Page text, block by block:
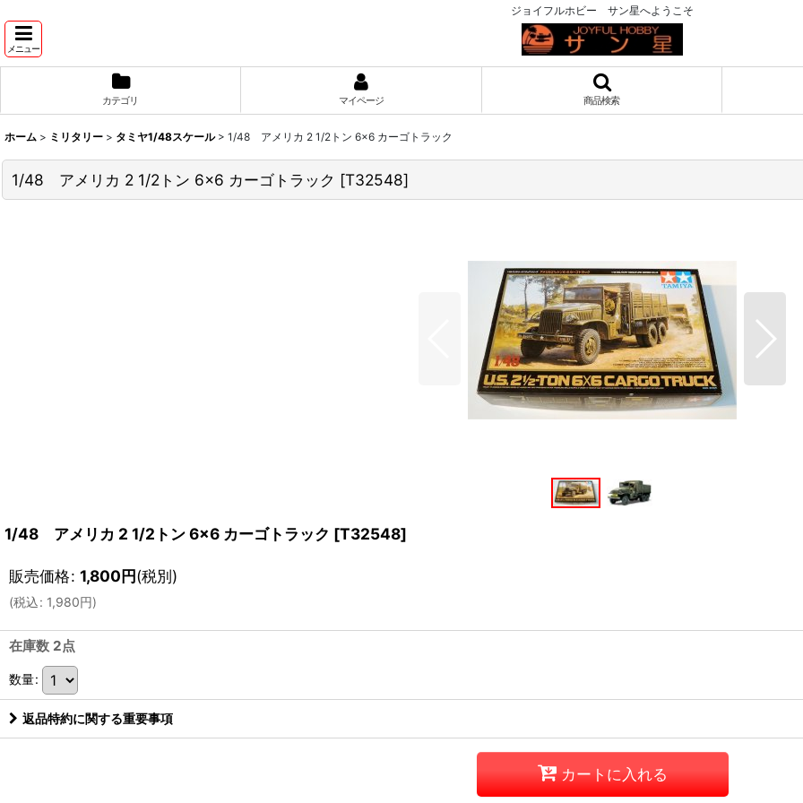
ジョイフルホビー サン星へようこそ
メニュー
カテゴリ マイページ 商品検索
ホーム > ミリタリー > タミヤ1/48スケール > 1/48 アメリカ 2 1/2トン 6×6 カーゴトラック
1/48 アメリカ 2 1/2トン 6×6 カーゴトラック [T32548]
1/48 アメリカ 2 1/2トン 6×6 カーゴトラック [T32548]
販売価格: 1,800円(税別)
(税込: 1,980円)
在庫数 2点
数量:
返品特約に関する重要事項
カートに入れる